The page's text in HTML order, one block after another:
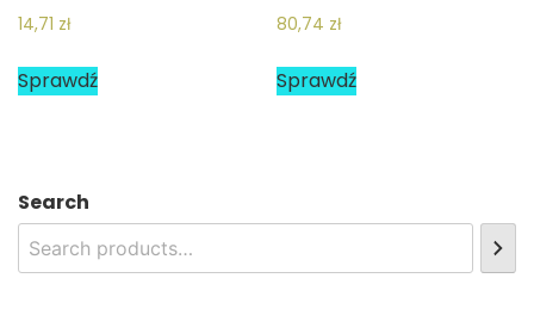
14,71 zł
Sprawdź
80,74 zł
Sprawdź
Search